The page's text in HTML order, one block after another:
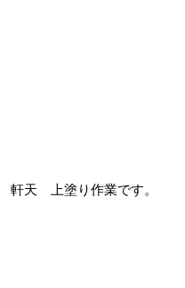
軒天 上塗り作業です。